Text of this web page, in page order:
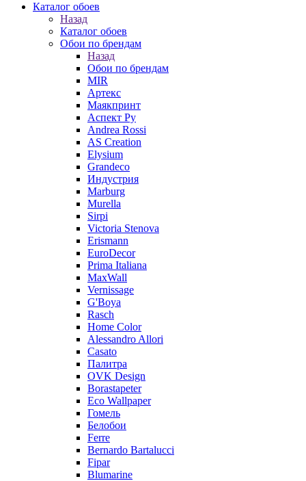
Каталог обоев
Назад
Каталог обоев
Обои по брендам
Назад
Обои по брендам
MIR
Артекс
Маякпринт
Аспект Ру
Andrea Rossi
AS Creation
Elysium
Grandeco
Индустрия
Marburg
Murella
Sirpi
Victoria Stenova
Erismann
EuroDecor
Prima Italiana
MaxWall
Vernissage
G'Boya
Rasch
Home Color
Alessandro Allori
Casato
Палитра
OVK Design
Borastapeter
Eco Wallpaper
Гомель
Белобои
Ferre
Bernardo Bartalucci
Fipar
Blumarine